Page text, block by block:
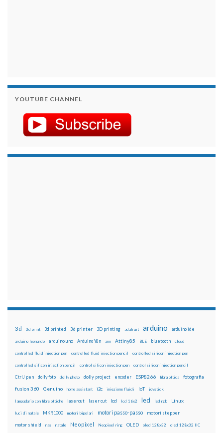
YOUTUBE CHANNEL
3d 3d print 3d printed 3d printer 3D printing adafruit arduino arduino ide
arduino leonardo arduino uno Arduino Yún arm Attiny85 BLE bluetooth cloud
controlled fluid injection pen controlled fluid injection pencil controlled silicon injection pen
controlled silicon injection pencil control silicon injection pen control silicon injection pencil
CtrlJ pen dolly foto dolly photo dolly project encoder ESP8266 fibra ottica fotografia
fusion 360 Genuino home assistant i2c iniezione fluidi IoT joystick
lampadario con fibre ottiche lasercut laser cut lcd lcd 16x2 led led rgb Linux
luci di natale MKR1000 motori bipolari motori passo-passo motori stepper
motor shield nas natale Neopixel Neopixel ring OLED oled 128x32 oled 128x32 IIC